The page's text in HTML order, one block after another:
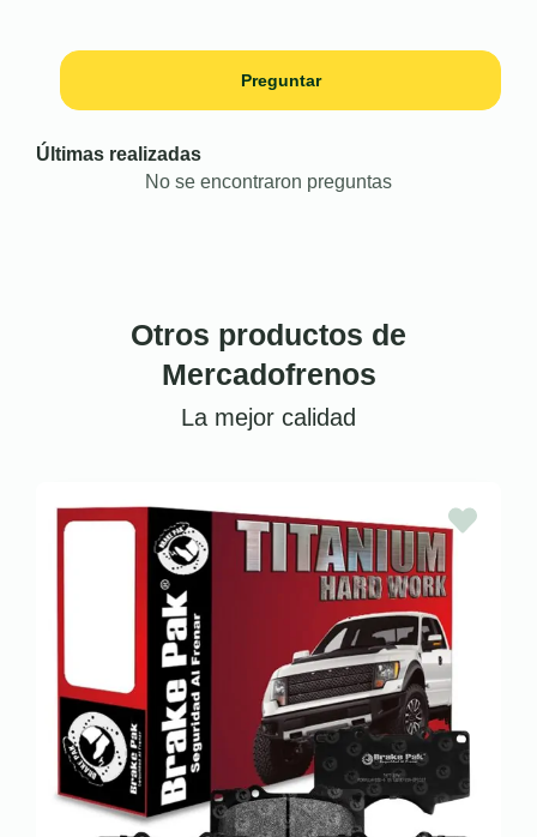
Preguntar
Últimas realizadas
No se encontraron preguntas
Otros productos de
Mercadofrenos
La mejor calidad